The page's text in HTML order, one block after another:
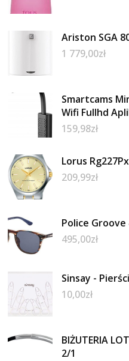
Ariston SGA
1 779,00zł
Smartcams
Wifi Fullhd
159,98zł
Lorus
209,99zł
Police Groove
495,00zł
Sinsay -
10,00zł
BIŻUTERIA
2/1